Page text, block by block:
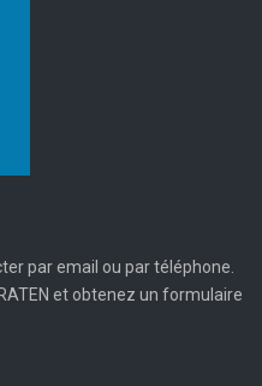
par email ou par téléphone.
et obtenez un formulaire